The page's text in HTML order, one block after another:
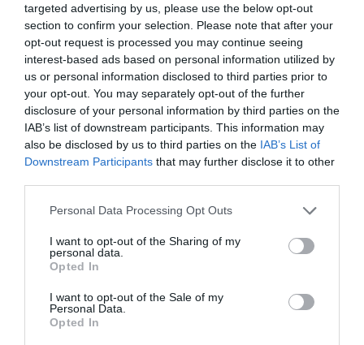
targeted advertising by us, please use the below opt-out
section to confirm your selection. Please note that after your
opt-out request is processed you may continue seeing
interest-based ads based on personal information utilized by
us or personal information disclosed to third parties prior to
your opt-out. You may separately opt-out of the further
disclosure of your personal information by third parties on the
IAB’s list of downstream participants. This information may
also be disclosed by us to third parties on the IAB’s List of
Downstream Participants that may further disclose it to other
Please note that this website/app uses one or more Google
not limited to your visit or usage behaviour. You may click to
grant or deny consent to Google and its third-party tags to
use your data for below specified purposes in below Google
consent section.
Personal Data Processing Opt Outs
I want to opt-out of the Sharing of my
personal data.
Opted In
I want to opt-out of the Sale of my
Personal Data.
Opted In